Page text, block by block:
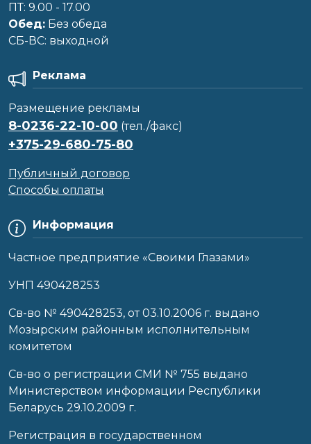
ПТ: 9.00 - 17.00
Обед: Без обеда
CБ-ВС: выходной
Информация
Частное предприятие «Своими Глазами»
УНП 490428253
Cв-во № 490428253, от 03.10.2006 г. выдано
Мозырским районным исполнительным
комитетом
Св-во о регистрации СМИ № 755 выдано
Министерством информации Республики
Беларусь 29.10.2009 г.
Регистрация в государственном
Реклама
Размещение рекламы
8-0236-22-10-00 (тел./факс)
+375-29-680-75-80
Публичный договор
Способы оплаты